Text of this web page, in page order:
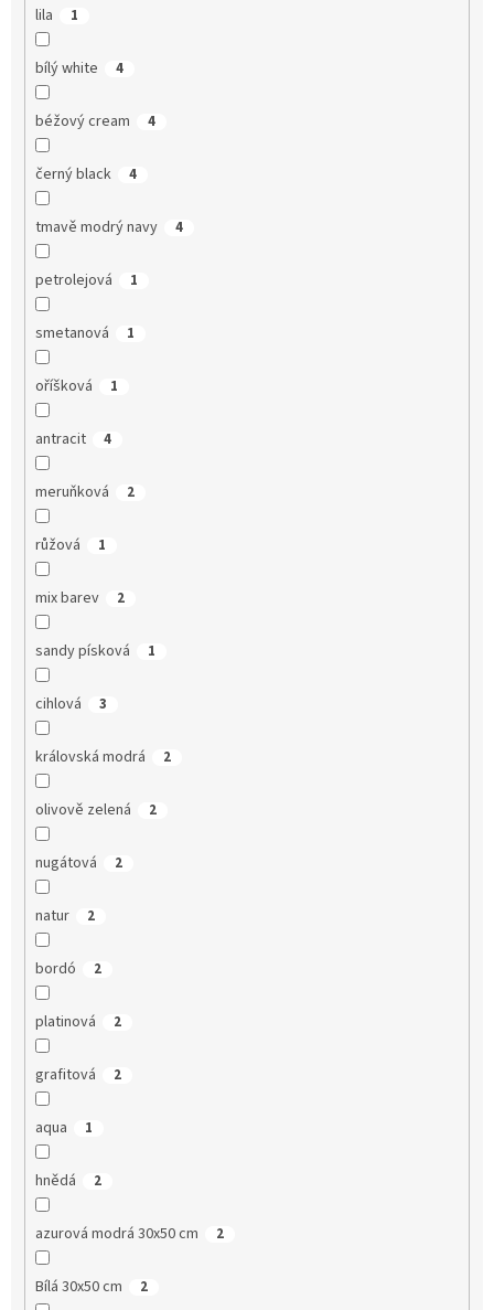
lila 1
bílý white 4
béžový cream 4
černý black 4
tmavě modrý navy 4
petrolejová 1
smetanová 1
oříšková 1
antracit 4
meruňková 2
růžová 1
mix barev 2
sandy písková 1
cihlová 3
královská modrá 2
olivově zelená 2
nugátová 2
natur 2
bordó 2
platinová 2
grafitová 2
aqua 1
hnědá 2
azurová modrá 30x50 cm 2
Bílá 30x50 cm 2